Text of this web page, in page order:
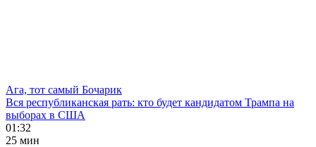
Ага, тот самый Бочарик
Вся республиканская рать: кто будет кандидатом Трампа на
выборах в США
01:32
25 мин